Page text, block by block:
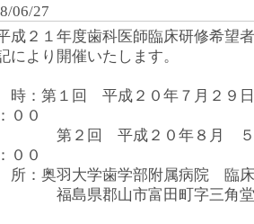
06/27
成２１年度歯科医師臨床研修希望
により開催いたします。
時：第１回 平成２０年７月２９日
００
２回 平成２０年８月 ５日
００
：奥羽大学歯学部附属病院 臨床
島県郡山市富田町字三角堂